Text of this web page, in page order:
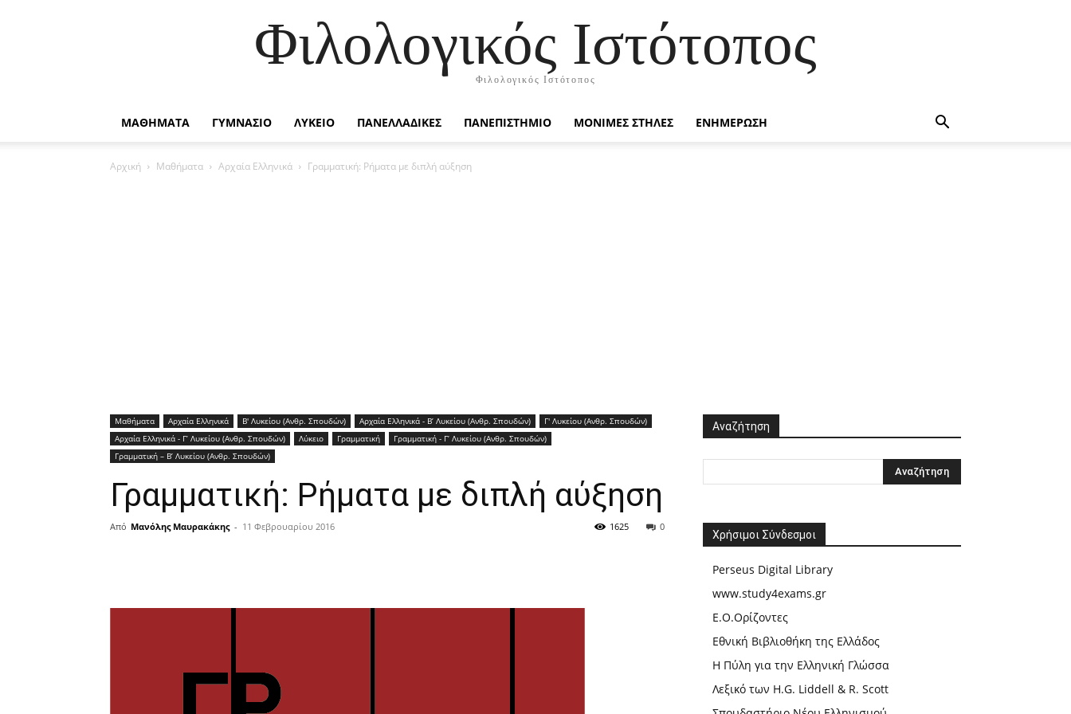
Φιλολογικός Ιστότοπος
Φιλολογικός Ιστότοπος
ΜΑΘΗΜΑΤΑ ΓΥΜΝΑΣΙΟ ΛΥΚΕΙΟ ΠΑΝΕΛΛΑΔΙΚΕΣ ΠΑΝΕΠΙΣΤΗΜΙΟ ΜΟΝΙΜΕΣ ΣΤΗΛΕΣ ΕΝΗΜΕΡΩΣΗ
Αρχική Μαθήματα Αρχαία Ελληνικά Γραμματική: Ρήματα με διπλή αύξηση
Μαθήματα Αρχαία Ελληνικά Β' Λυκείου (Ανθρ. Σπουδών) Αρχαία Ελληνικά - Β’ Λυκείου (Ανθρ. Σπουδών)
Γ' Λυκείου (Ανθρ. Σπουδών)
Αρχαία Ελληνικά - Γ’ Λυκείου (Ανθρ. Σπουδών)
Λύκειο Γραμματική
Γραμματική - Γ’ Λυκείου (Ανθρ. Σπουδών)
Γραμματική – Β’ Λυκείου (Ανθρ. Σπουδών)
Γραμματική: Ρήματα με διπλή αύξηση
Από Μανόλης Μαυρακάκης - 11 Φεβρουαρίου 2016 0
1625
Αναζήτηση
Χρήσιμοι Σύνδεσμοι
Perseus Digital Library
www.study4exams.gr
Ε.Ο.Ορίζοντες
Εθνική Βιβλιοθήκη της Ελλάδος
Η Πύλη για την Ελληνική Γλώσσα
Λεξικό των H.G. Liddell & R. Scott